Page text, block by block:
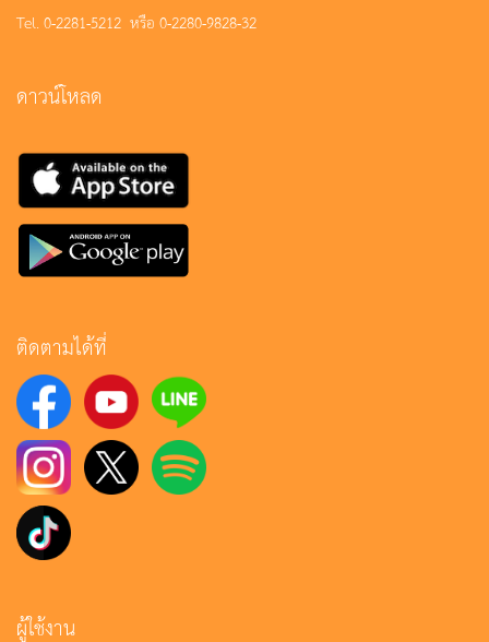
Tel. 0-2281-5212 หรือ 0-2280-9828-32
ดาวน์โหลด
ติดตามได้ที่
ผู้ใช้งาน